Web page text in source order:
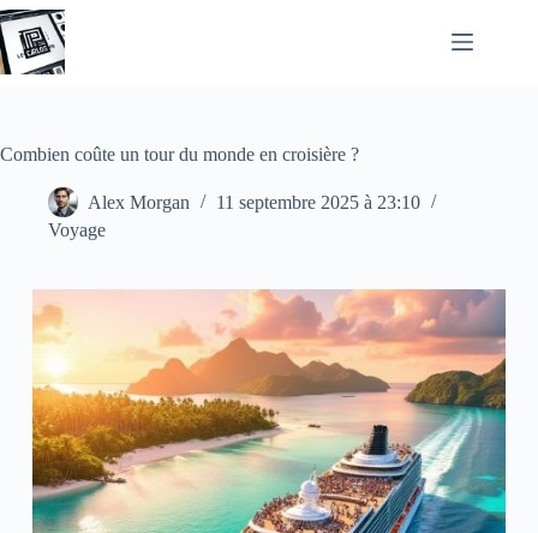
Passer
au
contenu
Combien coûte un tour du monde en croisière ?
Alex Morgan
11 septembre 2025 à 23:10
Voyage